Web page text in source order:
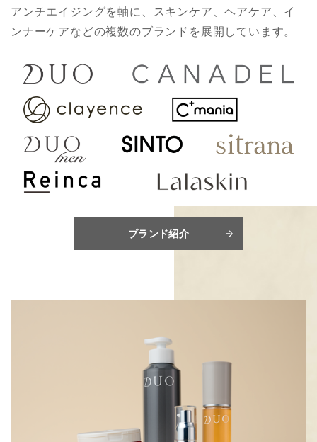
アンチエイジングを軸に、スキンケア、ヘアケア、イ
ンナーケアなどの複数のブランドを展開しています。
ブランド紹介